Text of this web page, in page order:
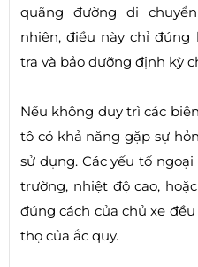
quãng đường di
nhiên, điều này chỉ
tra và bảo dưỡng định kỳ
Nếu không duy trì các
tô có khả năng gặp sự
sử dụng. Các yếu tố
trường, nhiệt độ cao,
đúng cách của chủ xe
thọ của ắc quy.